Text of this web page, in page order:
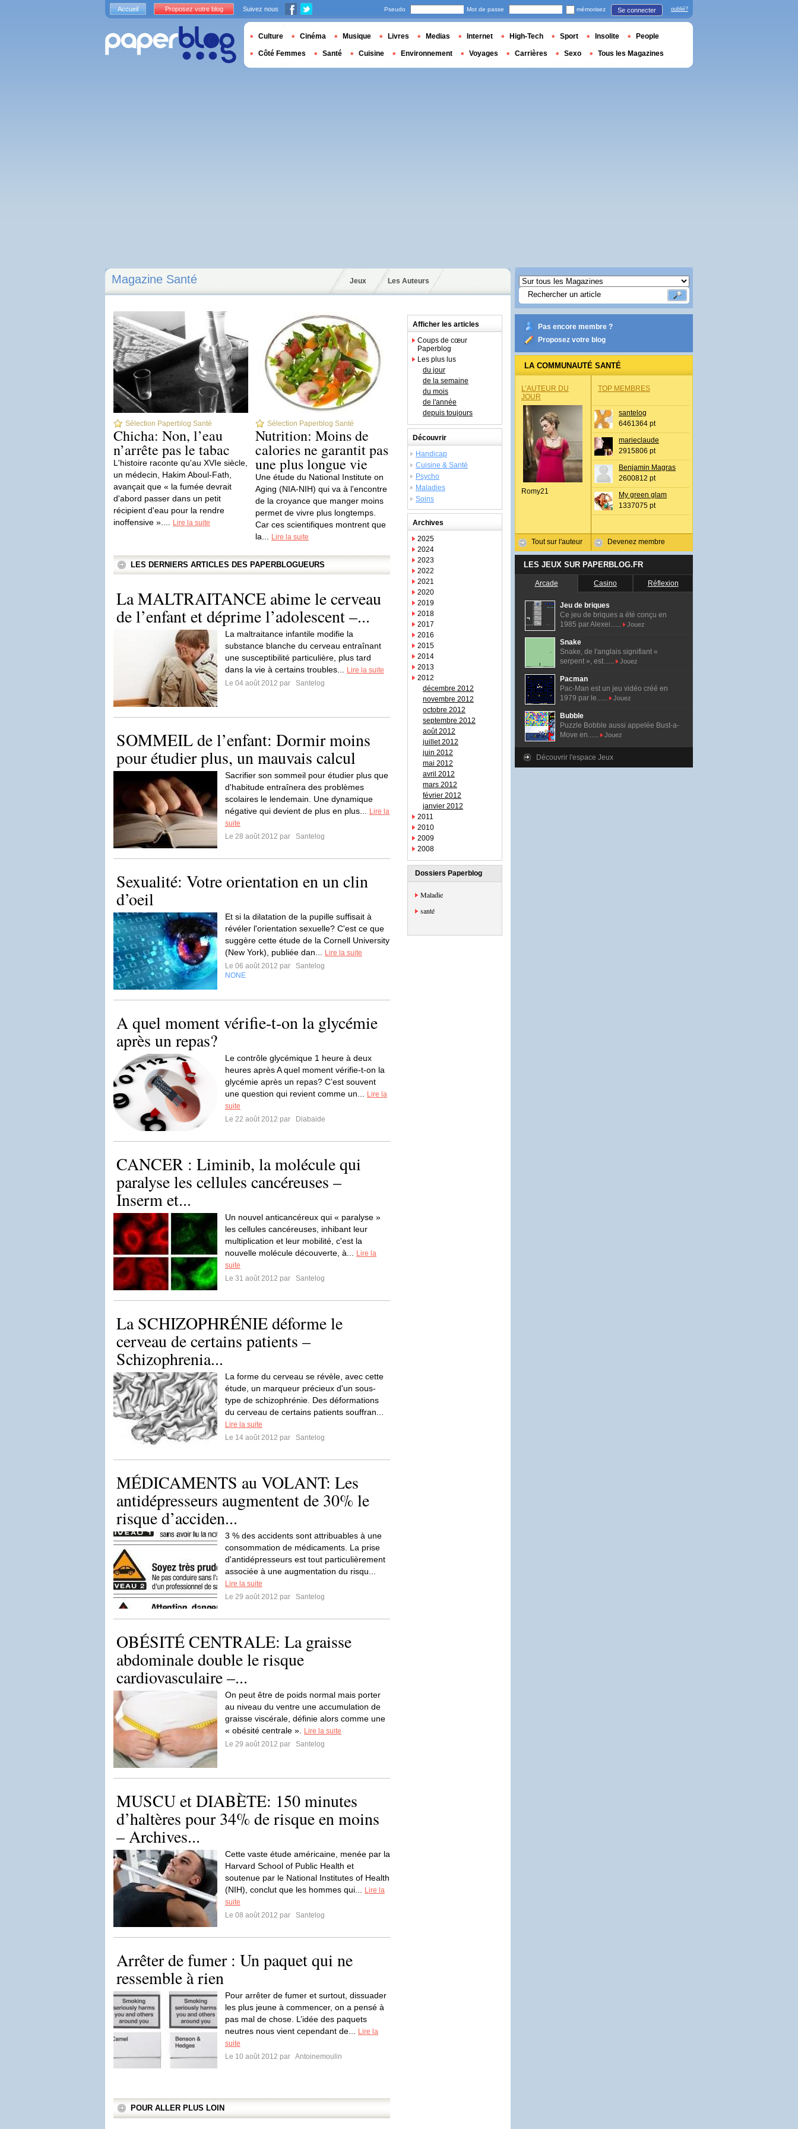
Magazine Santé Jeux Les Auteurs
Sélection Paperblog Santé
Chicha: Non, l’eau
n’arrête pas le tabac
L'histoire raconte qu'au XVIe siècle,
un médecin, Hakim Aboul-Fath,
avançait que « la fumée devrait
d'abord passer dans un petit
récipient d'eau pour la rendre
inoffensive »....
Lire la suite
Sélection Paperblog Santé
Nutrition: Moins de
calories ne garantit pas
une plus longue vie
Une étude du National Institute on
Aging (NIA-NIH) qui va à l'encontre
de la croyance que manger moins
permet de vivre plus longtemps.
Car ces scientifiques montrent que
la...
Lire la suite
LES DERNIERS ARTICLES DES PAPERBLOGUEURS
La MALTRAITANCE abime le cerveau
de l’enfant et déprime l’adolescent –...
La maltraitance infantile modifie la
substance blanche du cerveau entraînant
une susceptibilité particulière, plus tard
dans la vie à certains troubles...
Lire la suite
Le 04 août 2012 par
Santelog
SOMMEIL de l’enfant: Dormir moins
pour étudier plus, un mauvais calcul
Sacrifier son sommeil pour étudier plus que
d'habitude entraînera des problèmes
scolaires le lendemain. Une dynamique
négative qui devient de plus en plus...
Lire la
suite
Le 28 août 2012 par
Santelog
Sexualité: Votre orientation en un clin
d’oeil
Et si la dilatation de la pupille suffisait à
révéler l'orientation sexuelle? C'est ce que
suggère cette étude de la Cornell University
(New York), publiée dan...
Lire la suite
Le 06 août 2012 par
Santelog
NONE
A quel moment vérifie-t-on la glycémie
après un repas?
Le contrôle glycémique 1 heure à deux
heures après A quel moment vérifie-t-on la
glycémie après un repas? C’est souvent
une question qui revient comme un...
Lire la
suite
Le 22 août 2012 par
Diabaide
CANCER : Liminib, la molécule qui
paralyse les cellules cancéreuses –
Inserm et...
Un nouvel anticancéreux qui « paralyse »
les cellules cancéreuses, inhibant leur
multiplication et leur mobilité, c'est la
nouvelle molécule découverte, à...
Lire la
suite
Le 31 août 2012 par
Santelog
La SCHIZOPHRÉNIE déforme le
cerveau de certains patients –
Schizophrenia...
La forme du cerveau se révèle, avec cette
étude, un marqueur précieux d'un sous-
type de schizophrénie. Des déformations
du cerveau de certains patients souffran...
Lire la suite
Le 14 août 2012 par
Santelog
MÉDICAMENTS au VOLANT: Les
antidépresseurs augmentent de 30% le
risque d’acciden...
3 % des accidents sont attribuables à une
consommation de médicaments. La prise
d'antidépresseurs est tout particulièrement
associée à une augmentation du risqu...
Lire la suite
Le 29 août 2012 par
Santelog
OBÉSITÉ CENTRALE: La graisse
abdominale double le risque
cardiovasculaire –...
On peut être de poids normal mais porter
au niveau du ventre une accumulation de
graisse viscérale, définie alors comme une
« obésité centrale ».
Lire la suite
Le 29 août 2012 par
Santelog
MUSCU et DIABÈTE: 150 minutes
d’haltères pour 34% de risque en moins
– Archives...
Cette vaste étude américaine, menée par la
Harvard School of Public Health et
soutenue par le National Institutes of Health
(NIH), conclut que les hommes qui...
Lire la
suite
Le 08 août 2012 par
Santelog
Arrêter de fumer : Un paquet qui ne
ressemble à rien
Pour arrêter de fumer et surtout, dissuader
les plus jeune à commencer, on a pensé à
pas mal de chose. L’idée des paquets
neutres nous vient cependant de...
Lire la
suite
Le 10 août 2012 par Antoinemoulin
POUR ALLER PLUS LOIN
Afficher les articles
Coups de cœur
Paperblog
Les plus lus
du jour
de la semaine
du mois
de l'année
depuis toujours
Découvrir
Handicap
Cuisine & Santé
Psycho
Maladies
Soins
Archives
2025
2024
2023
2022
2021
2020
2019
2018
2017
2016
2015
2014
2013
2012
décembre 2012
novembre 2012
octobre 2012
septembre 2012
août 2012
juillet 2012
juin 2012
mai 2012
avril 2012
mars 2012
février 2012
janvier 2012
2011
2010
2009
2008
Dossiers Paperblog
Maladie
santé
Pas encore membre ?
Proposez votre blog
LA COMMUNAUTÉ SANTÉ
L’AUTEUR DU
JOUR
Romy21
Tout sur l'auteur
TOP MEMBRES
santelog
6461364 pt
marieclaude
2915806 pt
Benjamin Magras
2600812 pt
My green glam
1337075 pt
Devenez membre
LES JEUX SUR PAPERBLOG.FR
Arcade Casino Réflexion
Jeu de briques
Ce jeu de briques a été conçu en
1985 par Alexei......
Jouez
Snake
Snake, de l'anglais signifiant «
serpent », est......
Jouez
Pacman
Pac-Man est un jeu vidéo créé en
1979 par le......
Jouez
Bubble
Puzzle Bobble aussi appelée Bust-a-
Move en......
Jouez
Découvrir l'espace Jeux
Accueil Proposez votre blog Suivez nous Pseudo Mot de passe mémorisez Se connecter oublié?
Culture Cinéma Musique Livres Medias Internet High-Tech Sport Insolite People
Côté Femmes Santé Cuisine Environnement Voyages Carrières Sexo Tous les Magazines